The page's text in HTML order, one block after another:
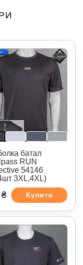
батал
RUN
5414б
3XL,4XL)
Купити